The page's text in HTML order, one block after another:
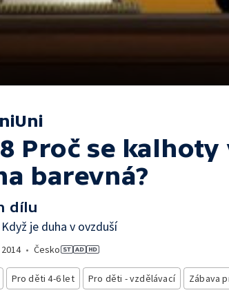
Proč se
barevná?
dílu
je duha v ovzduší
2014• Česko
Pro děti 4-6 let Pro děti - vzdělávací Zábava